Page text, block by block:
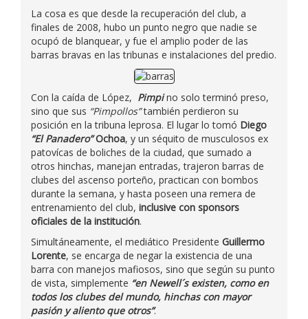
La cosa es que desde la recuperación del club, a
finales de 2008, hubo un punto negro que nadie se
ocupó de blanquear, y fue el amplio poder de las
barras bravas en las tribunas e instalaciones del predio.
Con la caída de López, Pimpino solo terminó preso,
sino que sus “Pimpollos”también perdieron su
posición en la tribuna leprosa. El lugar lo tomó Diego
“El Panadero”Ochoa, y un séquito de musculosos ex
patovícas de boliches de la ciudad, que sumado a
otros hinchas, manejan entradas, trajeron barras de
clubes del ascenso porteño, practican con bombos
durante la semana, y hasta poseen una remera de
entrenamiento del club, inclusive con sponsors
oficiales de la institución.
Simultáneamente, el mediático Presidente Guillermo
Lorente, se encarga de negar la existencia de una
barra con manejos mafiosos, sino que según su punto
de vista, simplemente “en Newell´s existen, como en
todos los clubes del mundo, hinchas con mayor
pasión y aliento que otros”.